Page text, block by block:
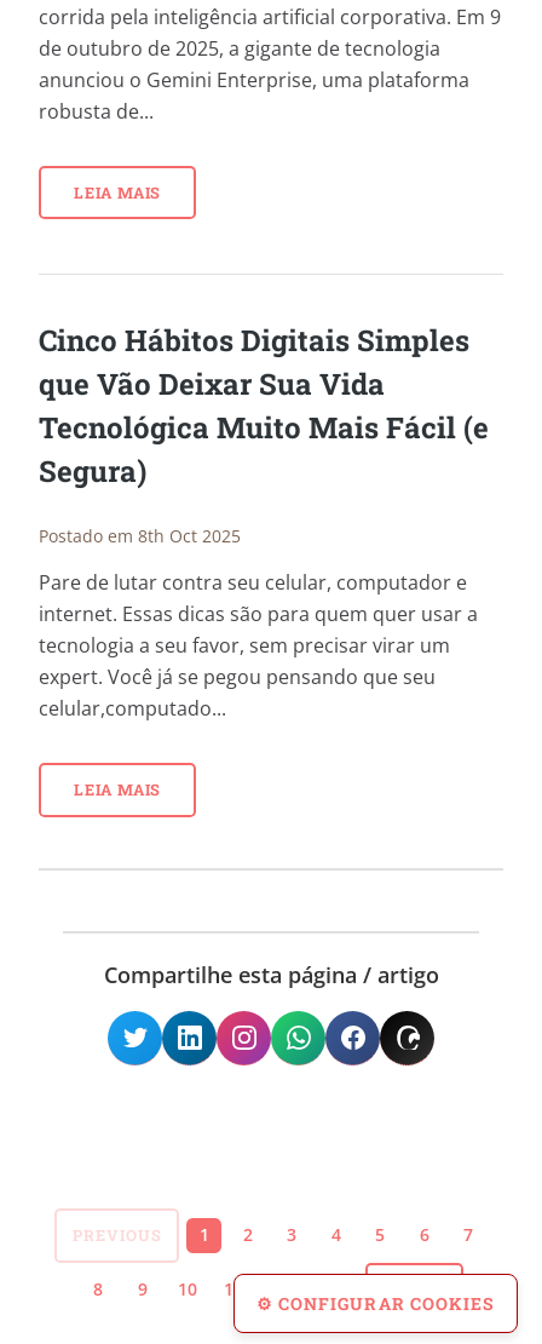
corrida pela inteligência artificial corporativa. Em 9
de outubro de 2025, a gigante de tecnologia
anunciou o Gemini Enterprise, uma plataforma
robusta de...
LEIA MAIS
Cinco Hábitos Digitais Simples
que Vão Deixar Sua Vida
Tecnológica Muito Mais Fácil (e
Segura)
Postado em 8th Oct 2025
Pare de lutar contra seu celular, computador e
internet. Essas dicas são para quem quer usar a
tecnologia a seu favor, sem precisar virar um
expert. Você já se pegou pensando que seu
celular,computado...
LEIA MAIS
Compartilhe esta página / artigo
PREVIOUS 1 2 3 4 5 6 7
8 9 10 11
⚙ CONFIGURAR COOKIES